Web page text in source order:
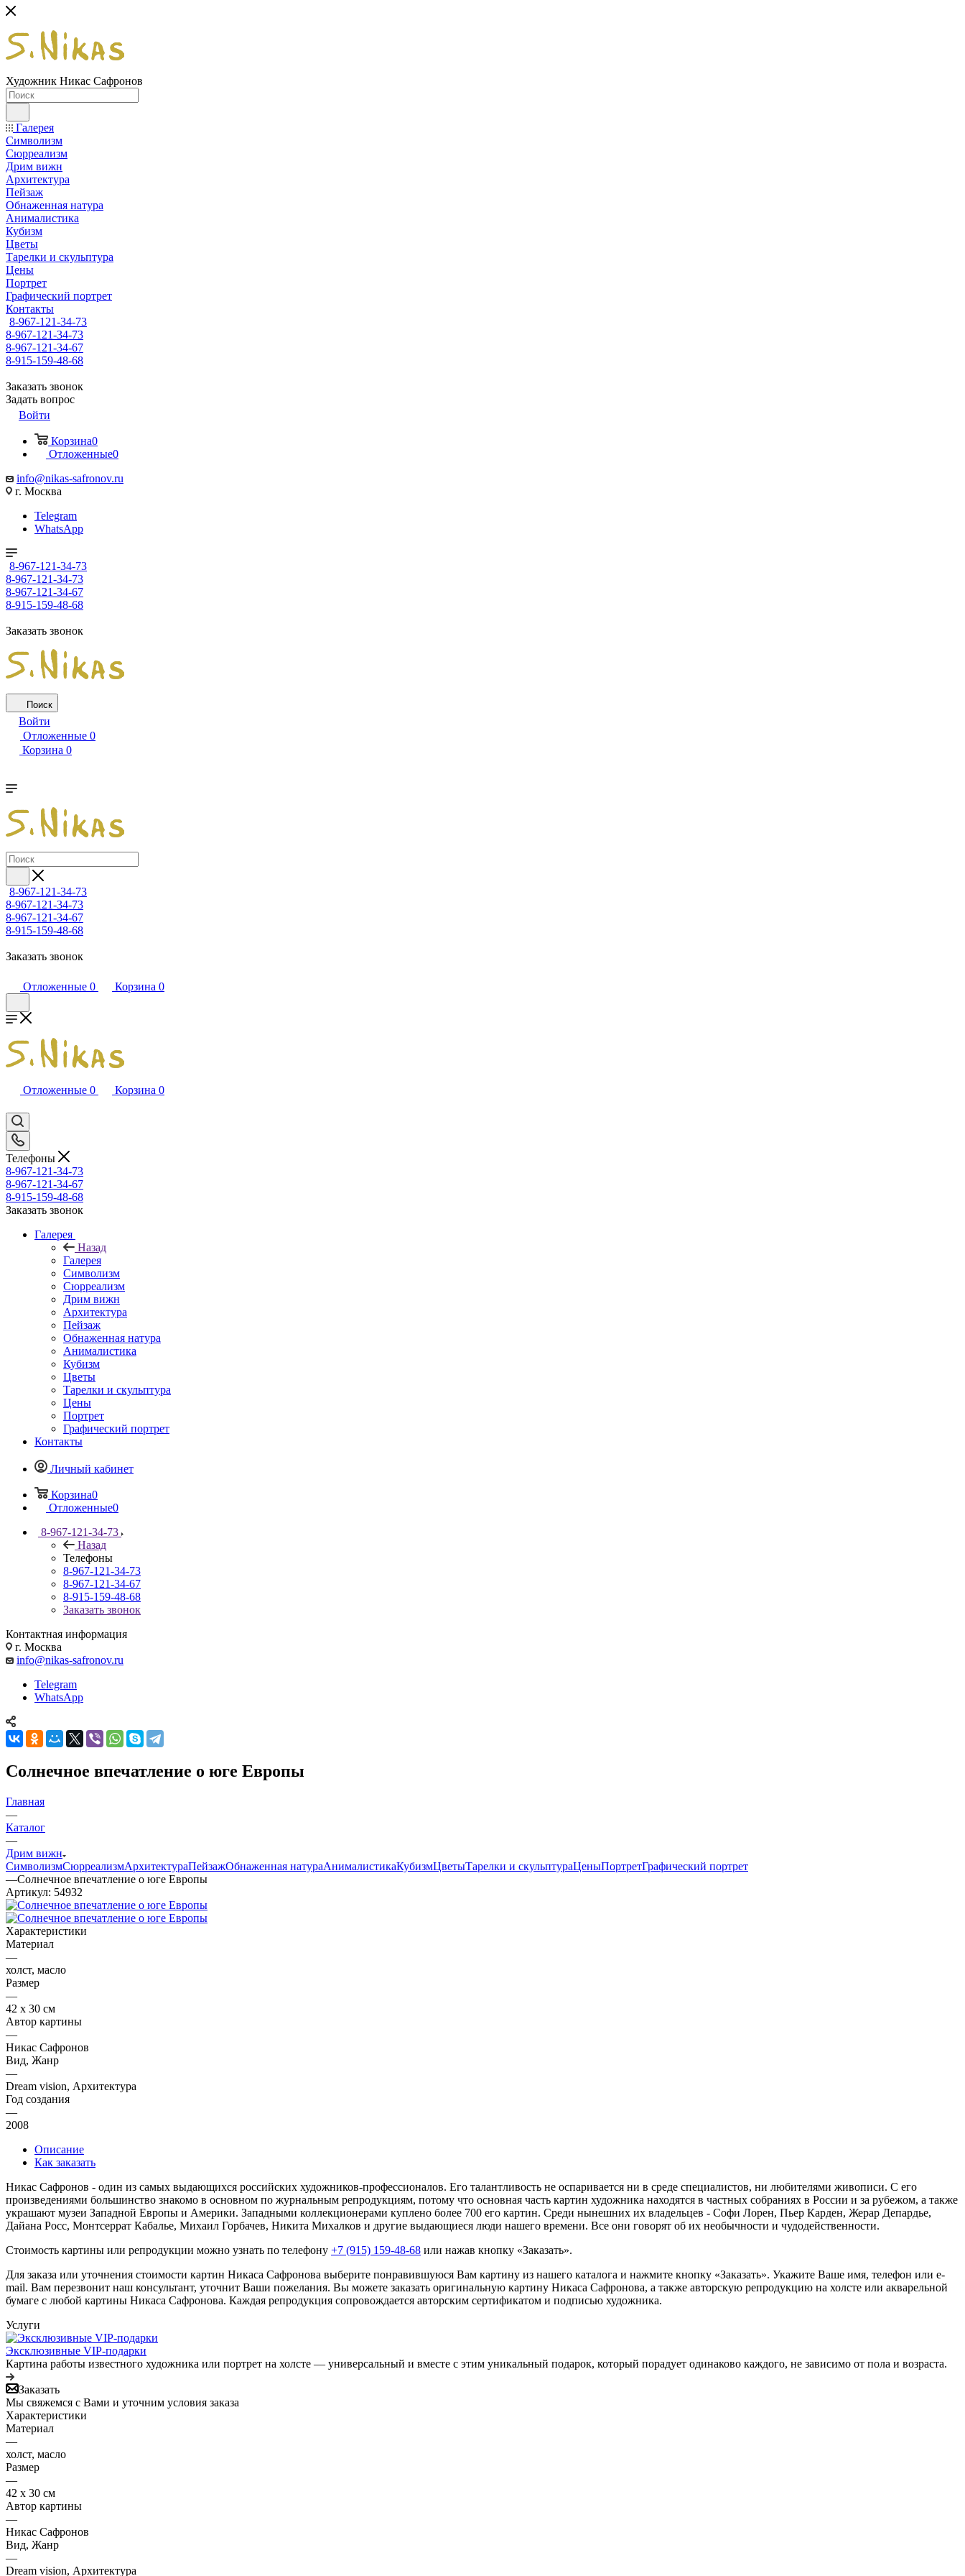
Художник Никас Сафронов
Галерея
Символизм
Сюрреализм
Дрим вижн
Архитектура
Пейзаж
Обнаженная натура
Анималистика
Кубизм
Цветы
Тарелки и скульптура
Цены
Портрет
Графический портрет
Контакты
8-967-121-34-73
8-967-121-34-73
8-967-121-34-67
8-915-159-48-68
Заказать звонок
Задать вопрос
Войти
Корзина0
Отложенные0
info@nikas-safronov.ru
г. Москва
Telegram
WhatsApp
8-967-121-34-73
8-967-121-34-73
8-967-121-34-67
8-915-159-48-68
Заказать звонок
Поиск
Войти
Отложенные 0
Корзина 0
8-967-121-34-73
8-967-121-34-73
8-967-121-34-67
8-915-159-48-68
Заказать звонок
Отложенные 0 Корзина 0
Отложенные 0 Корзина 0
Телефоны
8-967-121-34-73
8-967-121-34-67
8-915-159-48-68
Заказать звонок
Галерея
Назад
Галерея
Символизм
Сюрреализм
Дрим вижн
Архитектура
Пейзаж
Обнаженная натура
Анималистика
Кубизм
Цветы
Тарелки и скульптура
Цены
Портрет
Графический портрет
Контакты
Личный кабинет
Корзина0
Отложенные0
8-967-121-34-73
Назад
Телефоны
8-967-121-34-73
8-967-121-34-67
8-915-159-48-68
Заказать звонок
Контактная информация
г. Москва
info@nikas-safronov.ru
Telegram
WhatsApp
Солнечное впечатление о юге Европы
Главная
—
Каталог
—
Дрим вижн
СимволизмСюрреализмАрхитектураПейзажОбнаженная натураАнималистикаКубизмЦветыТарелки и скульптураЦеныПортретГрафический портрет
—Солнечное впечатление о юге Европы
Артикул: 54932
Характеристики
Материал
—
холст, масло
Размер
—
42 х 30 см
Автор картины
—
Никас Сафронов
Вид, Жанр
—
Dream vision, Архитектура
Год создания
—
2008
Описание
Как заказать
Никас Сафронов - один из самых выдающихся российских художников-профессионалов. Его талантливость не оспаривается ни в среде специалистов, ни любителями живописи. С его
произведениями большинство знакомо в основном по журнальным репродукциям, потому что основная часть картин художника находятся в частных собраниях в России и за рубежом, а также
украшают музеи Западной Европы и Америки. Западными коллекционерами куплено более 700 его картин. Среди нынешних их владельцев - Софи Лорен, Пьер Карден, Жерар Депардье,
Дайана Росс, Монтсеррат Кабалье, Михаил Горбачев, Никита Михалков и другие выдающиеся люди нашего времени. Все они говорят об их необычности и чудодейственности.
Стоимость картины или репродукции можно узнать по телефону +7 (915) 159-48-68 или нажав кнопку «Заказать».
Для заказа или уточнения стоимости картин Никаса Сафронова выберите понравившуюся Вам картину из нашего каталога и нажмите кнопку «Заказать». Укажите Ваше имя, телефон или e-
mail. Вам перезвонит наш консультант, уточнит Ваши пожелания. Вы можете заказать оригинальную картину Никаса Сафронова, а также авторскую репродукцию на холсте или акварельной
бумаге с любой картины Никаса Сафронова. Каждая репродукция сопровождается авторским сертификатом и подписью художника.
Услуги
Эксклюзивные VIP-подарки
Картина работы известного художника или портрет на холсте — универсальный и вместе с этим уникальный подарок, который порадует одинаково каждого, не зависимо от пола и возраста.
Заказать
Мы свяжемся с Вами и уточним условия заказа
Характеристики
Материал
—
холст, масло
Размер
—
42 х 30 см
Автор картины
—
Никас Сафронов
Вид, Жанр
—
Dream vision, Архитектура